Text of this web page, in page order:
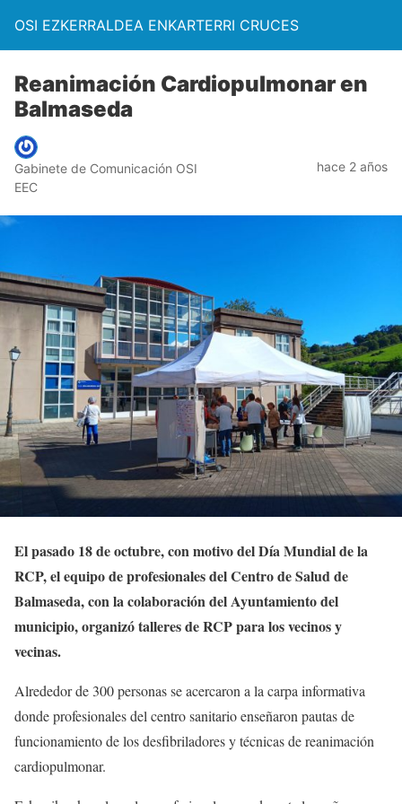
OSI EZKERRALDEA ENKARTERRI CRUCES
Reanimación Cardiopulmonar en
Balmaseda
Gabinete de Comunicación OSI
EEC
hace 2 años
El pasado 18 de octubre, con motivo del Día Mundial de la
RCP, el equipo de profesionales del Centro de Salud de
Balmaseda, con la colaboración del Ayuntamiento del
municipio, organizó talleres de RCP para los vecinos y
vecinas.
Alrededor de 300 personas se acercaron a la carpa informativa
donde profesionales del centro sanitario enseñaron pautas de
funcionamiento de los desfibriladores y técnicas de reanimación
cardiopulmonar.